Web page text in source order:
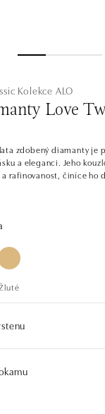
Kolekce ALO
Love
zdobený diamanty je
a eleganci. Jeho
a rafinovanost, činíce ho
je součástí kolekce
slovo centrálním
s barevnými
zásnubní prsten si
vyrábí v Čechách
30 let. Každý šperk
diamantový náramek či